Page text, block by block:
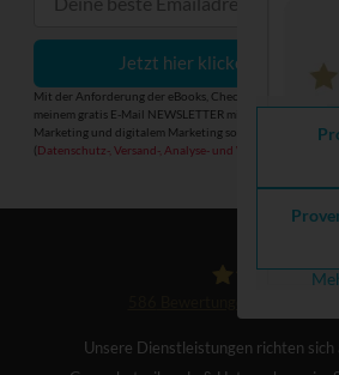
Jetzt hier klicken und
Mit der Anforderung der eBooks, Checklisten und White
meinem gratis E-Mail NEWSLETTER mit
Marketing und digitalem Marketing sowie meinen
(Datenschutz-, Versand-, Analyse- und Widerrufshinweise
Björn Tantau
Unsere Dienstleistungen richten sich